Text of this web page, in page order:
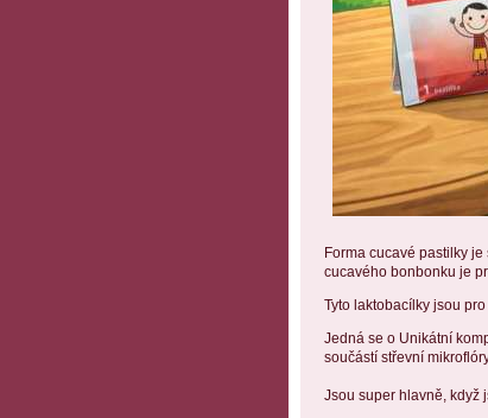
Forma cucavé pastilky
cucavého bonbonku je
Tyto laktobacílky jsou
Jedná se o Unikátní
součástí střevní
Jsou super hlavně, když